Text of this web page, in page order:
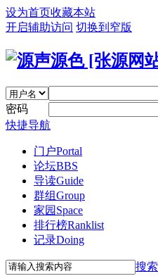
设为首页收藏本站
开启辅助访问 切换到窄版
密码
快捷导航
门户Portal
论坛BBS
导读Guide
群组Group
家园 Space
排行榜Ranklist
记录Doing
搜索